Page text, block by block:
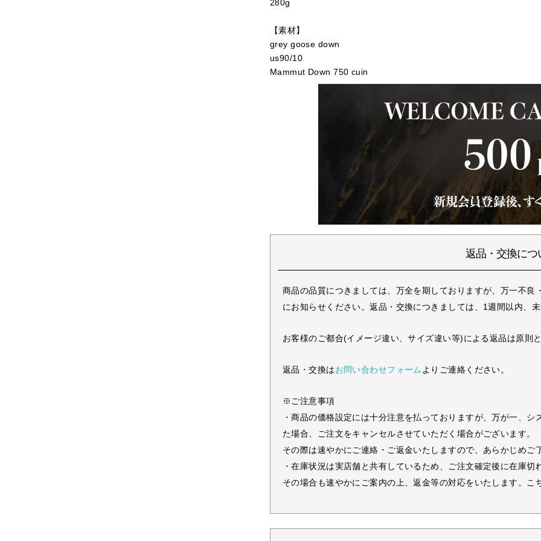
280g
【素材】
grey goose down
us90/10
Mammut Down 750 cuin
返品・交換につ
商品の品質につきましては、万全を期しておりますが、万一不
にお知らせください。返品・交換につきましては、1週間以内、
お客様のご都合(イメージ違い、サイズ違い等)による返品は原則
返品・交換はお問い合わせフォームよりご連絡ください。
※ご注意事項
・商品の価格設定には十分注意を払っておりますが、万が一、
た場合、ご注文をキャンセルさせていただく場合がございます。
その際は速やかにご連絡・ご返金いたしますので、あらかじめご
・在庫状況は実店舗と共有しているため、ご注文確定後に在庫切
その場合も速やかにご案内の上、返金等の対応をいたします。こ